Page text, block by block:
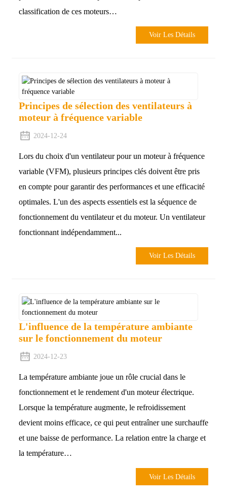
classification de ces moteurs…
Voir Les Détails
Principes de sélection des ventilateurs à
moteur à fréquence variable
2024-12-24
Lors du choix d'un ventilateur pour un moteur à fréquence
variable (VFM), plusieurs principes clés doivent être pris
en compte pour garantir des performances et une efficacité
optimales. L'un des aspects essentiels est la séquence de
fonctionnement du ventilateur et du moteur. Un ventilateur
fonctionnant indépendamment...
Voir Les Détails
L'influence de la température ambiante
sur le fonctionnement du moteur
2024-12-23
La température ambiante joue un rôle crucial dans le
fonctionnement et le rendement d'un moteur électrique.
Lorsque la température augmente, le refroidissement
devient moins efficace, ce qui peut entraîner une surchauffe
et une baisse de performance. La relation entre la charge et
la température…
Voir Les Détails